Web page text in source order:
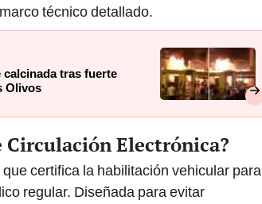
técnico detallado.
tras fuerte
Olivos
Circulación Electrónica?
certifica la habilitación vehicular para
regular. Diseñada para evitar